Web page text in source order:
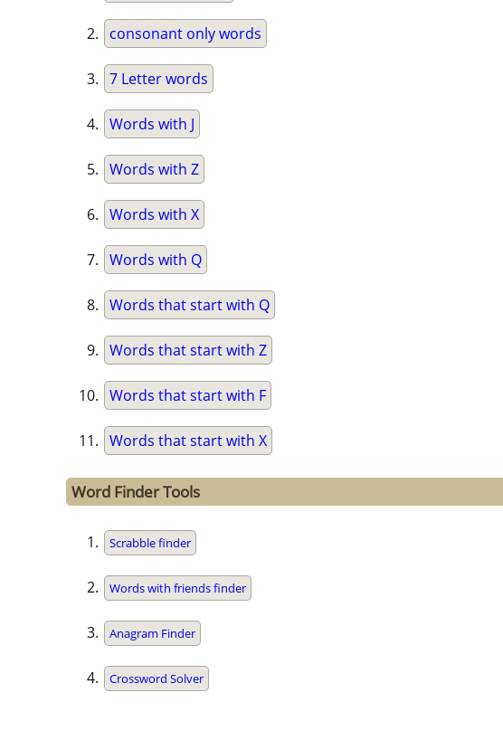
consonant only words
7 Letter words
Words with J
Words with Z
Words with X
Words with Q
Words that start with Q
Words that start with Z
Words that start with F
Words that start with X
Word Finder Tools
Scrabble finder
Words with friends finder
Anagram Finder
Crossword Solver